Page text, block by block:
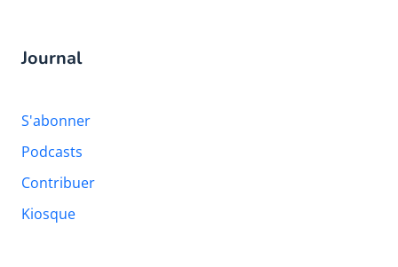
Journal
S'abonner
Podcasts
Contribuer
Kiosque